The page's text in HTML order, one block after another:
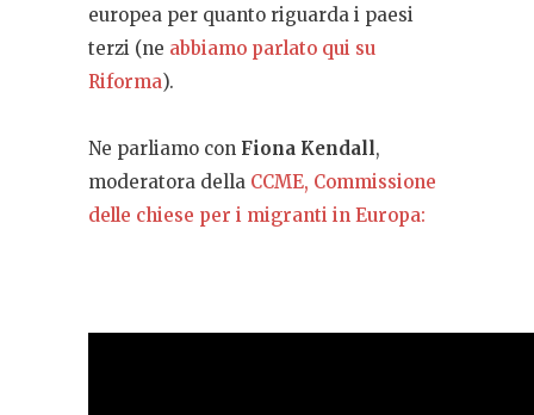
europea per quanto riguarda i paesi
terzi (ne abbiamo parlato qui su
Riforma).
Ne parliamo con Fiona Kendall,
moderatora della CCME, Commissione
delle chiese per i migranti in Europa: